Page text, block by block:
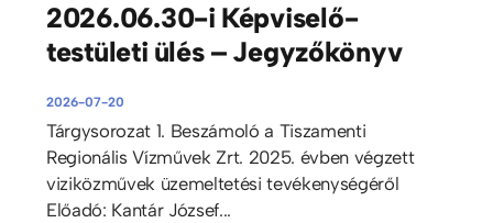
2026.06.30-i Képviselő-
testületi ülés – Jegyzőkönyv
2026-07-20
Tárgysorozat 1. Beszámoló a Tiszamenti
Regionális Vízművek Zrt. 2025. évben végzett
viziközművek üzemeltetési tevékenységéről
Előadó: Kantár József...